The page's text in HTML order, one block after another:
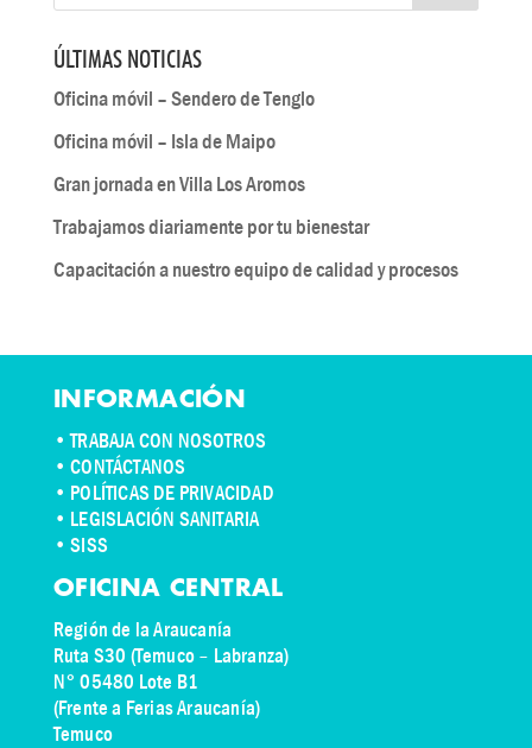
ÚLTIMAS NOTICIAS
Oficina móvil – Sendero de Tenglo
Oficina móvil – Isla de Maipo
Gran jornada en Villa Los Aromos
Trabajamos diariamente por tu bienestar
Capacitación a nuestro equipo de calidad y procesos
INFORMACIÓN
•TRABAJA CON NOSOTROS
•CONTÁCTANOS
• POLÍTICAS DE PRIVACIDAD
• LEGISLACIÓN SANITARIA
• SISS
OFICINA CENTRAL
Región de la Araucanía
Ruta S30 (Temuco – Labranza)
N° 05480 Lote B1
(Frente a Ferias Araucanía)
Temuco